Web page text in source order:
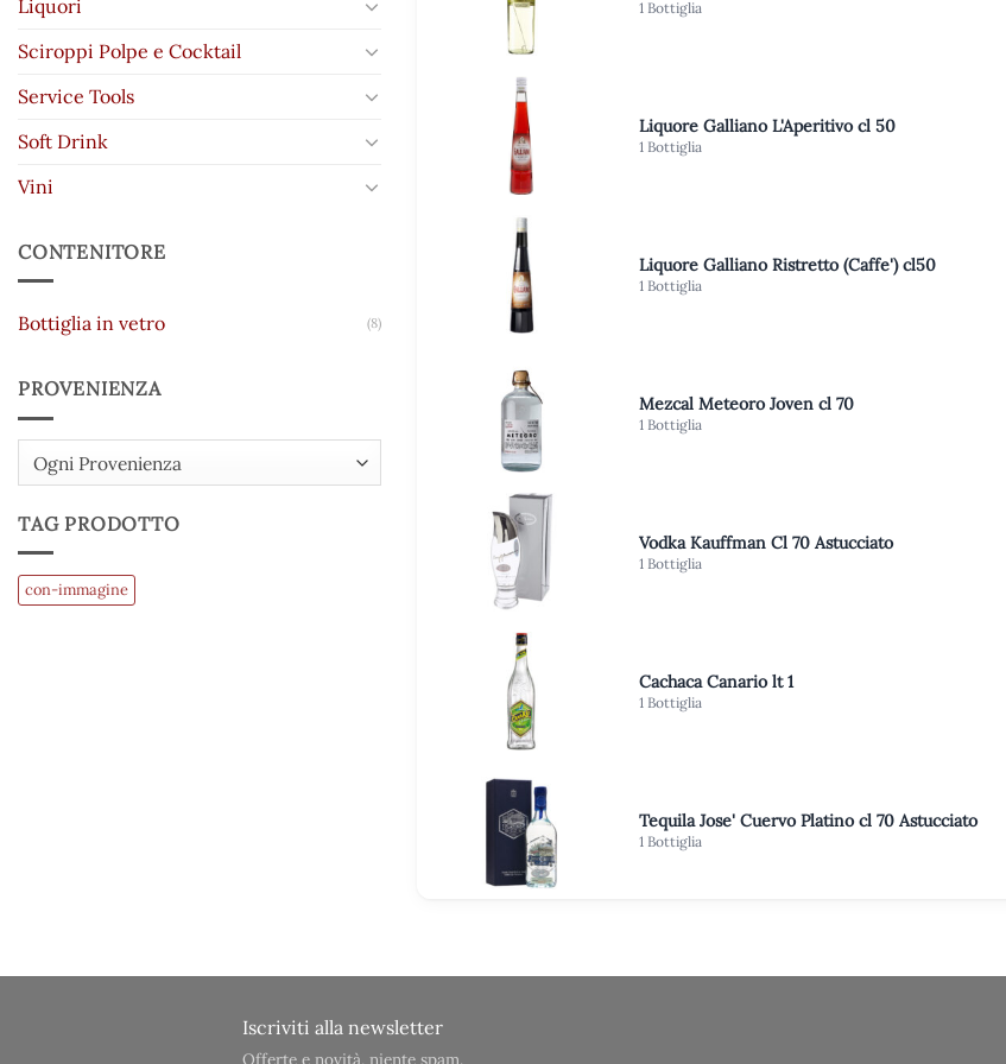
Liquori
Sciroppi Polpe e Cocktail
Service Tools
Soft Drink
Vini
CONTENITORE
Bottiglia in vetro (8)
PROVENIENZA
Ogni Provenienza
TAG PRODOTTO
con-immagine
1 Bottiglia
Liquore Galliano L'Aperitivo cl 50
1 Bottiglia
Liquore Galliano Ristretto (Caffe') cl50
1 Bottiglia
Mezcal Meteoro Joven cl 70
1 Bottiglia
Vodka Kauffman Cl 70 Astucciato
1 Bottiglia
Cachaca Canario lt 1
1 Bottiglia
Tequila Jose' Cuervo Platino cl 70 Astucciato
1 Bottiglia
Iscriviti alla newsletter
Offerte e novità, niente spam.